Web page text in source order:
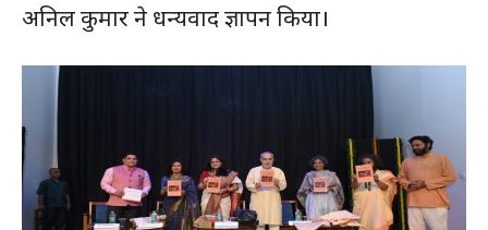
अनिल कुमार ने धन्यवाद ज्ञापन किया।